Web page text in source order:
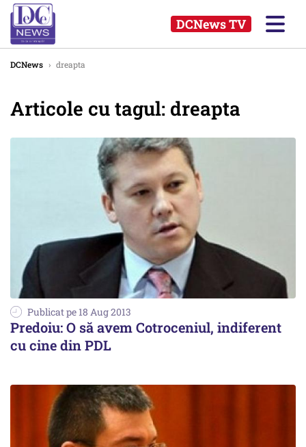
DCNews TV
DCNews › dreapta
Articole cu tagul: dreapta
Publicat pe 18 Aug 2013
Predoiu: O să avem Cotroceniul, indiferent
cu cine din PDL